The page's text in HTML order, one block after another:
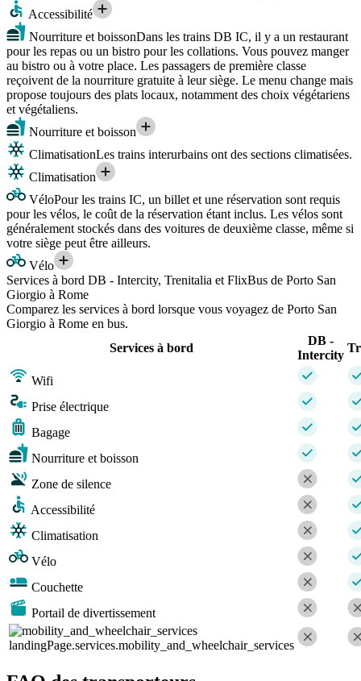
Accessibilité
Nourriture et boissonDans les trains DB IC, il y a un restaurant
pour les repas ou un bistro pour les collations. Vous pouvez manger
au bistro ou à votre place. Les passagers de première classe
reçoivent de la nourriture gratuite à leur siège. Le menu change mais
propose toujours des plats locaux, notamment des choix végétariens
et végétaliens.
Nourriture et boisson
ClimatisationLes trains interurbains ont des sections climatisées.
Climatisation
VéloPour les trains IC, un billet et une réservation sont requis
pour les vélos, le coût de la réservation étant inclus. Les vélos sont
généralement stockés dans des voitures de deuxième classe, même si
votre siège peut être ailleurs.
Vélo
Services à bord DB - Intercity, Trenitalia et FlixBus de Porto San
Giorgio à Rome
Comparez les services à bord lorsque vous voyagez de Porto San
Giorgio à Rome en bus.
Services à bord
DB -
Intercity
Wifi
Prise électrique
Bagage
Nourriture et boisson
Zone de silence
Accessibilité
Climatisation
Vélo
Couchette
Portail de divertissement
landingPage.services.mobility_and_wheelchair_services